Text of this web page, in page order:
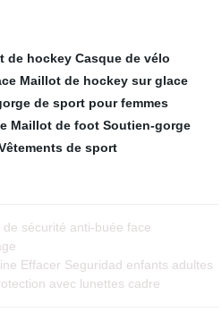
de hockey Casque de vélo
Maillot de hockey sur glace
de sport pour femmes
Maillot de foot Soutien-gorge
de sport
sécurité anti-buée face
Effacer Seguridad enfants adultes
avec lunettes cadre